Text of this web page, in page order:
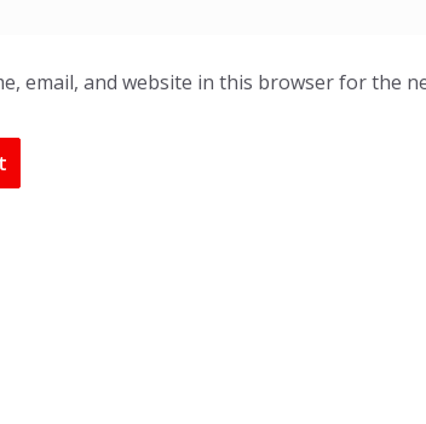
email, and website in this browser for the